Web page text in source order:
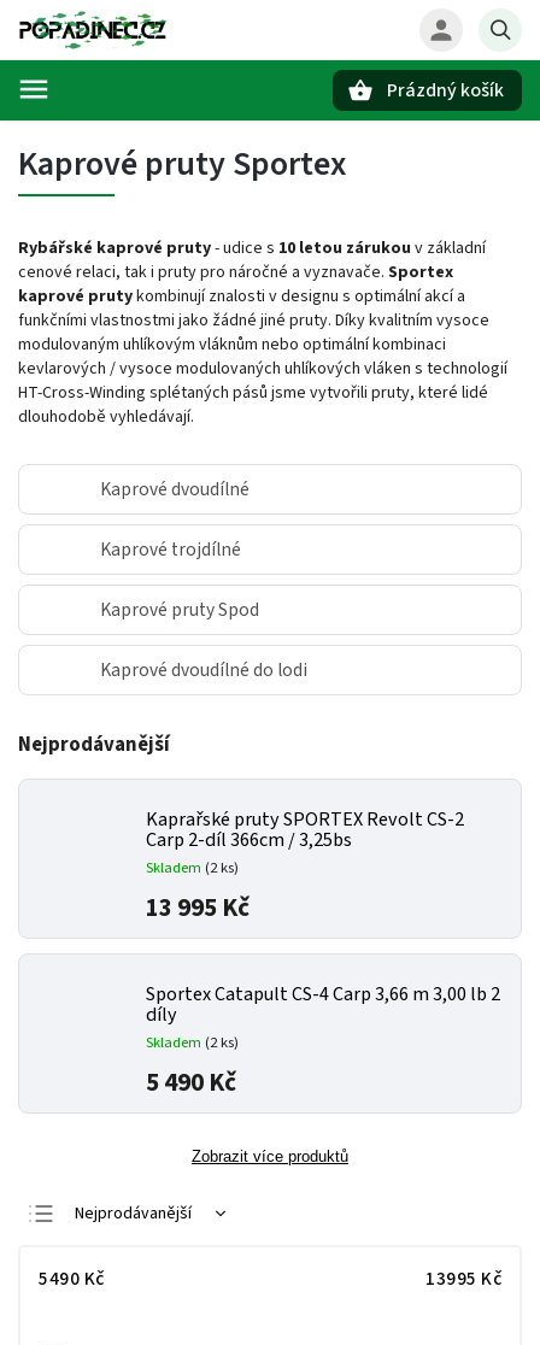
Prázdný košík
Kaprové pruty Sportex
Rybářské kaprové pruty- udice s 10 letou zárukou v základní
cenové relaci, tak i pruty pro náročné a vyznavače. Sportex
kaprové prutykombinují znalosti v designu s optimální akcí a
funkčními vlastnostmi jako žádné jiné pruty. Díky kvalitním vysoce
modulovaným uhlíkovým vláknům nebo optimální kombinaci
kevlarových / vysoce modulovaných uhlíkových vláken s technologií
HT-Cross-Winding splétaných pásů jsme vytvořili pruty, které lidé
dlouhodobě vyhledávají.
Kaprové dvoudílné
Kaprové trojdílné
Kaprové pruty Spod
Kaprové dvoudílné do lodi
Nejprodávanější
Kaprařské pruty SPORTEX Revolt CS-2
Carp 2-díl 366cm / 3,25bs
Skladem (2 ks)
13 995 Kč
Sportex Catapult CS-4 Carp 3,66 m 3,00 lb 2
díly
Skladem (2 ks)
5 490 Kč
Zobrazit více produktů
Nejprodávanější
Nejdražší
5490 Kč 13995 Kč